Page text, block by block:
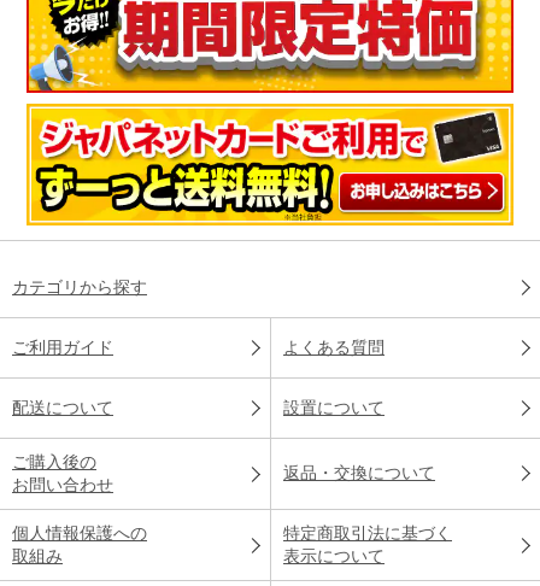
カテゴリから探す
ご利用ガイド よくある質問
配送について 設置について
ご購入後の
お問い合わせ
返品・交換について
個人情報保護への
取組み
特定商取引法に基づく
表示について